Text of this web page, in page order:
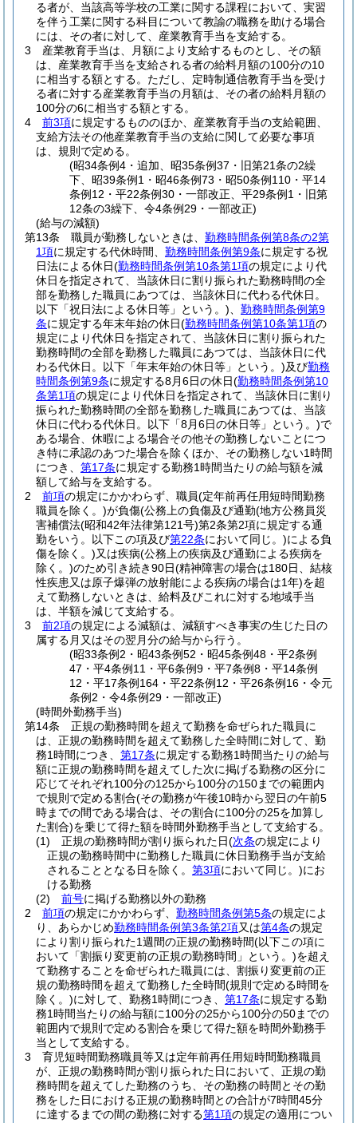
る者が、当該高等学校の工業に関する課程において、実習
を伴う工業に関する科目について教諭の職務を助ける場合
には、その者に対して、産業教育手当を支給する。
3
産業教育手当は、月額により支給するものとし、その額
は、産業教育手当を支給される者の給料月額の100分の10
に相当する額とする。 ただし、定時制通信教育手当を受け
る者に対する産業教育手当の月額は、その者の給料月額の
100分の6に相当する額とする。
4
前3項に規定するもののほか、産業教育手当の支給範囲、
支給方法その他産業教育手当の支給に関して必要な事項
は、規則で定める。
(昭34条例4・追加、昭35条例37・旧第21条の2繰
下、昭39条例1・昭46条例73・昭50条例110・平14
条例12・平22条例30・一部改正、平29条例1・旧第
12条の3繰下、令4条例29・一部改正)
(給与の減額)
第13条
職員が勤務しないときは、 勤務時間条例第8条の2第
1項に規定する代休時間、 勤務時間条例第9条に規定する祝
日法による休日(勤務時間条例第10条第1項の規定により代
休日を指定されて、当該休日に割り振られた勤務時間の全
部を勤務した職員にあつては、当該休日に代わる代休日。
以下「祝日法による休日等」という。)
勤務時間条例第9
条に規定する年末年始の休日(勤務時間条例第10条第1項の
規定により代休日を指定されて、当該休日に割り振られた
勤務時間の全部を勤務した職員にあつては、当該休日に代
わる代休日。以下「年末年始の休日等」という。)及び勤務
時間条例第9条に規定する8月6日の休日(勤務時間条例第10
条第1項の規定により代休日を指定されて、当該休日に割り
振られた勤務時間の全部を勤務した職員にあつては、当該
休日に代わる代休日。以下「8月6日の休日等」という。)で
ある場合、休暇による場合その他その勤務しないことにつ
き特に承認のあつた場合を除くほか、その勤務しない1時間
につき、 第17条に規定する勤務1時間当たりの給与額を減
額して給与を支給する。
2
前項の規定にかかわらず、職員(定年前再任用短時間勤務
職員を除く。)が負傷(公務上の負傷及び通勤(地方公務員災
害補償法(昭和42年法律第121号)第2条第2項に規定する通
勤をいう。以下この項及び第22条において同じ。)による負
傷を除く。)又は疾病(公務上の疾病及び通勤による疾病を
除く。)のため引き続き90日(精神障害の場合は180日、結核
性疾患又は原子爆弾の放射能による疾病の場合は1年)を超
えて勤務しないときは、給料及びこれに対する地域手当
は、半額を減じて支給する。
3
前2項の規定による減額は、減額すべき事実の生じた日の
属する月又はその翌月分の給与から行う。
(昭33条例2・昭43条例52・昭45条例48・平2条例
47・平4条例11・平6条例9・平7条例8・平14条例
12・平17条例164・平22条例12・平26条例16・令元
条例2・令4条例29・一部改正)
(時間外勤務手当)
第14条
正規の勤務時間を超えて勤務を命ぜられた職員に
は、正規の勤務時間を超えて勤務した全時間に対して、勤
務1時間につき、 第17条に規定する勤務1時間当たりの給与
額に正規の勤務時間を超えてした次に掲げる勤務の区分に
応じてそれぞれ100分の125から100分の150までの範囲内
で規則で定める割合(その勤務が午後10時から翌日の午前5
時までの間である場合は、その割合に100分の25を加算し
た割合)を乗じて得た額を時間外勤務手当として支給する。
(1)
正規の勤務時間が割り振られた日(次条の規定により
正規の勤務時間中に勤務した職員に休日勤務手当が支給
されることとなる日を除く。 第3項において同じ。)にお
ける勤務
(2)
前号に掲げる勤務以外の勤務
2
前項の規定にかかわらず、 勤務時間条例第5条の規定によ
り、あらかじめ勤務時間条例第3条第2項又は第4条の規定
により割り振られた1週間の正規の勤務時間(以下この項に
おいて「割振り変更前の正規の勤務時間」という。)を超え
て勤務することを命ぜられた職員には、割振り変更前の正
規の勤務時間を超えて勤務した全時間(規則で定める時間を
除く。)に対して、勤務1時間につき、 第17条に規定する勤
務1時間当たりの給与額に100分の25から100分の50までの
範囲内で規則で定める割合を乗じて得た額を時間外勤務手
当として支給する。
3
育児短時間勤務職員等又は定年前再任用短時間勤務職員
が、正規の勤務時間が割り振られた日において、正規の勤
務時間を超えてした勤務のうち、その勤務の時間とその勤
務をした日における正規の勤務時間との合計が7時間45分
に達するまでの間の勤務に対する第1項の規定の適用につい